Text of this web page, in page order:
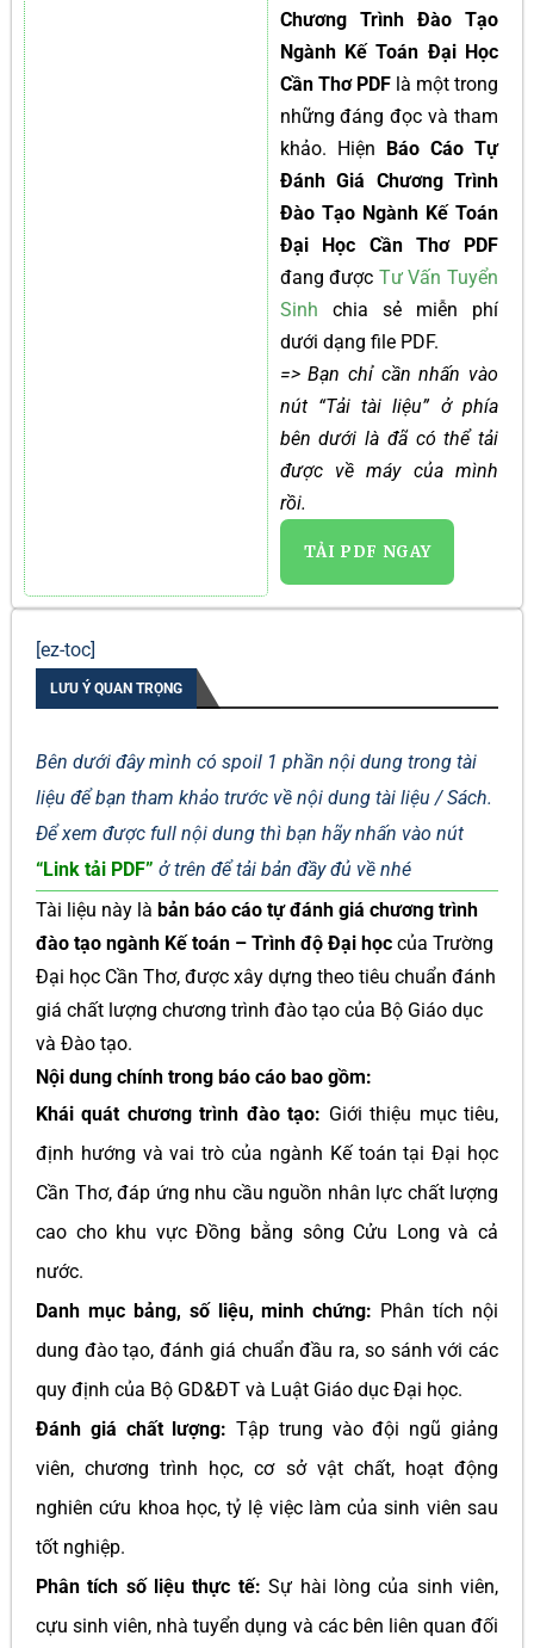
Chương Trình Đào Tạo
Ngành Kế Toán Đại Học
Cần Thơ PDFlà một trong
những đáng đọc và tham
khảo. Hiện Báo Cáo Tự
Đánh Giá Chương Trình
Đào Tạo Ngành Kế Toán
Đại Học Cần Thơ PDF
đang được Tư Vấn Tuyển
Sinh chia sẻ miễn phí
dưới dạng file PDF.
=> Bạn chỉ cần nhấn vào
nút “Tải tài liệu” ở phía
bên dưới là đã có thể tải
được về máy của mình
rồi.
TẢI PDF NGAY
[ez-toc]
LƯU Ý QUAN TRỌNG
Bên dưới đây mình có spoil 1 phần nội dung trong tài
liệu để bạn tham khảo trước về nội dung tài liệu / Sách.
Để xem được full nội dung thì bạn hãy nhấn vào nút
“Link tải PDF” ở trên để tải bản đầy đủ về nhé
Tài liệu này là bản báo cáo tự đánh giá chương trình
đào tạo ngành Kế toán – Trình độ Đại học của Trường
Đại học Cần Thơ, được xây dựng theo tiêu chuẩn đánh
giá chất lượng chương trình đào tạo của Bộ Giáo dục
và Đào tạo.
Nội dung chính trong báo cáo bao gồm:
Khái quát chương trình đào tạo: Giới thiệu mục tiêu,
định hướng và vai trò của ngành Kế toán tại Đại học
Cần Thơ, đáp ứng nhu cầu nguồn nhân lực chất lượng
cao cho khu vực Đồng bằng sông Cửu Long và cả
nước.
Danh mục bảng, số liệu, minh chứng: Phân tích nội
dung đào tạo, đánh giá chuẩn đầu ra, so sánh với các
quy định của Bộ GD&ĐT và Luật Giáo dục Đại học.
Đánh giá chất lượng: Tập trung vào đội ngũ giảng
viên, chương trình học, cơ sở vật chất, hoạt động
nghiên cứu khoa học, tỷ lệ việc làm của sinh viên sau
tốt nghiệp.
Phân tích số liệu thực tế: Sự hài lòng của sinh viên,
cựu sinh viên, nhà tuyển dụng và các bên liên quan đối